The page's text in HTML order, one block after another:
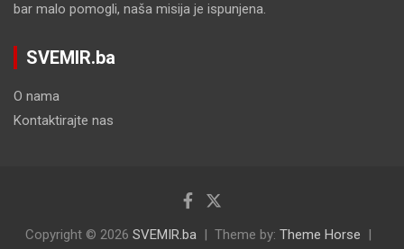
bar malo pomogli, naša misija je ispunjena.
SVEMIR.ba
O nama
Kontaktirajte nas
Copyright © 2026 SVEMIR.ba Theme by: Theme Horse